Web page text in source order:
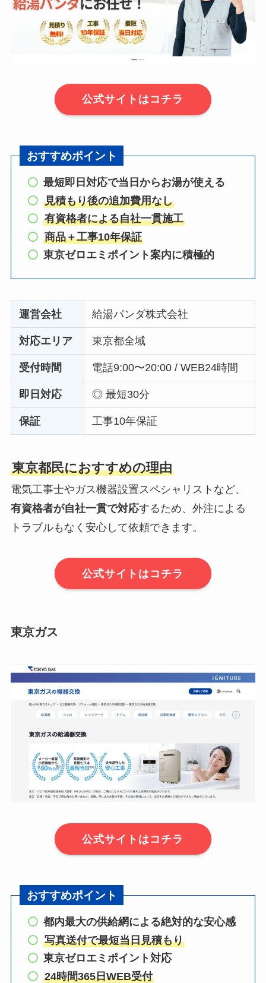
公式サイトはコチラ
おすすめポイント
最短即日対応で当日からお湯が使える
見積もり後の追加費用なし
有資格者による自社一貫施工
商品＋工事10年保証
東京ゼロエミポイント案内に積極的
運営会社 給湯パンダ株式会社
対応エリア 東京都全域
受付時間 電話9:00〜20:00 / WEB24時間
即日対応 ◎ 最短30分
保証 工事10年保証
東京都民におすすめの理由
電気工事士やガス機器設置スペシャリストなど、
有資格者が自社一貫で対応するため、外注による
トラブルもなく安心して依頼できます。
公式サイトはコチラ
東京ガス
公式サイトはコチラ
おすすめポイント
都内最大の供給網による絶対的な安心感
写真送付で最短当日見積もり
東京ゼロエミポイント対応
24時間365日WEB受付